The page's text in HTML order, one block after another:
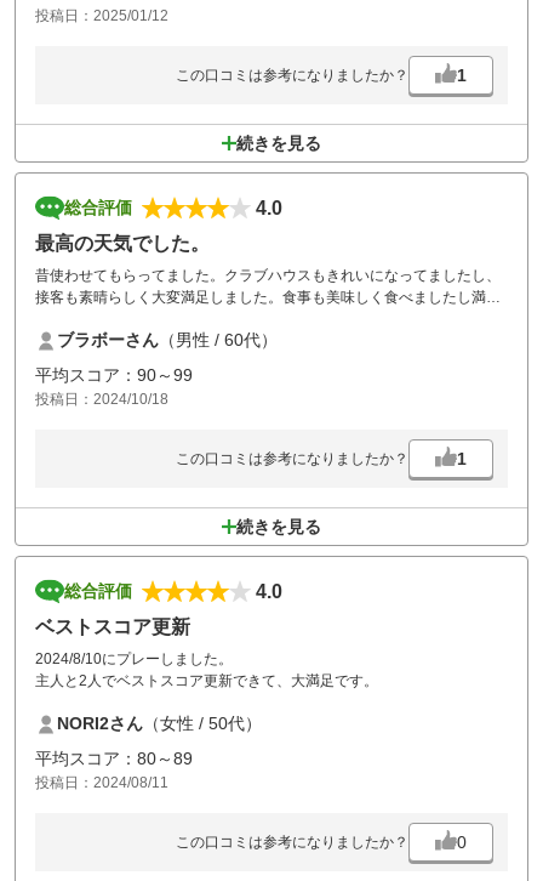
投稿日：2025/01/12
この口コミは参考になりましたか？ 1
続きを見る
総合評価
4.0
最高の天気でした。
昔使わせてもらってました。クラブハウスもきれいになってましたし、
接客も素晴らしく大変満足しました。食事も美味しく食べましたし満足
ブラボーさん （男性 / 60代）
平均スコア：90～99
投稿日：2024/10/18
この口コミは参考になりましたか？ 1
続きを見る
総合評価
4.0
ベストスコア更新
2024/8/10にプレーしました。
主人と2人でベストスコア更新できて、大満足です。
NORI2さん （女性 / 50代）
平均スコア：80～89
投稿日：2024/08/11
この口コミは参考になりましたか？ 0